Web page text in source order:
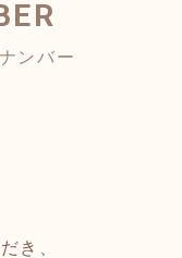
ンバー
き、